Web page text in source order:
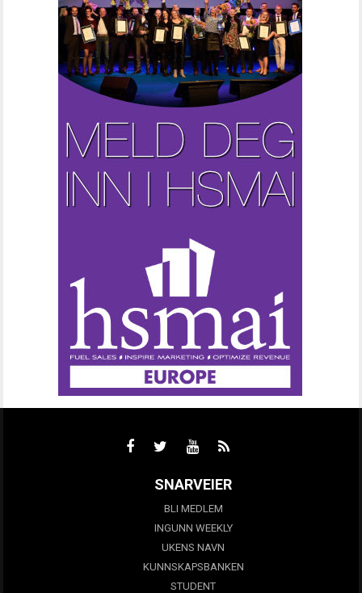
SNARVEIER
BLI MEDLEM
INGUNN WEEKLY
UKENS NAVN
KUNNSKAPSBANKEN
STUDENT